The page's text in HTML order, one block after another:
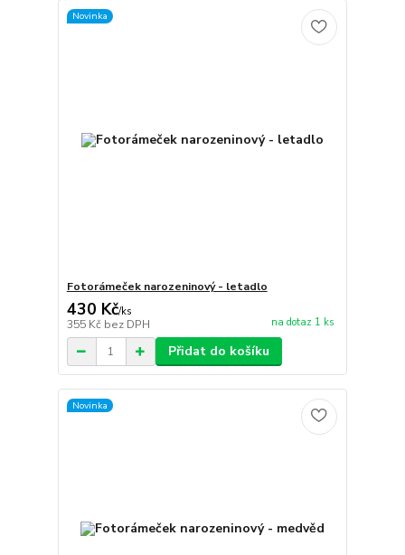
Novinka
Fotorámeček narozeninový - letadlo
430 Kč/ks
355 Kč bez DPH na dotaz 1 ks
Přidat do košíku
Novinka